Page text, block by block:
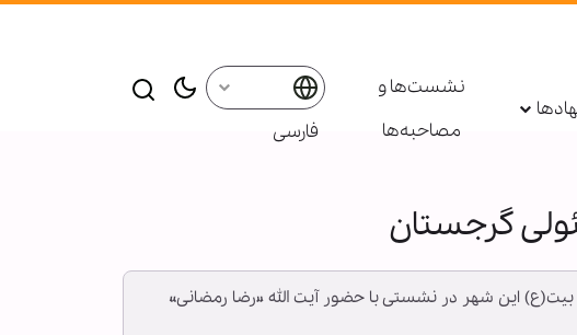
نشست‌ها و
مصاحبه‌ها
فارسی
گرجستان
به همت مجمع اهل بیت(ع) این شهر در نشستی با حضور آیت الله «رضا رمضانی»